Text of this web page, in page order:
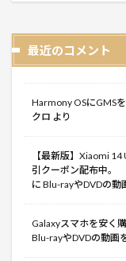
最近のコメント
Harmony OSにGMS
クロ より
【最新版】Xiaomi
引クーポン配布中。
に Blu-rayやDVDの動
Galaxyスマホを安く
Blu-rayやDVDの動画